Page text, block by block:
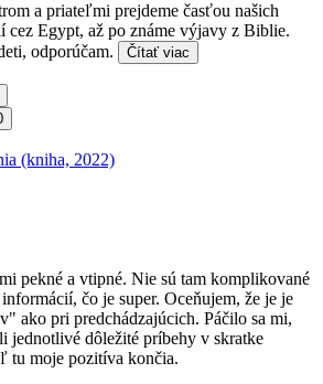
a priateľmi prejdeme časťou našich
cez Egypt, až po známe výjavy z Biblie.
odporúčam.
Čítať viac
(kniha, 2022)
pekné a vtipné. Nie sú tam komplikované
čo je super. Oceňujem, že je je
ako pri predchádzajúcich. Páčilo sa mi,
jednotlivé dôležité príbehy v skratke
tu moje pozitíva končia.